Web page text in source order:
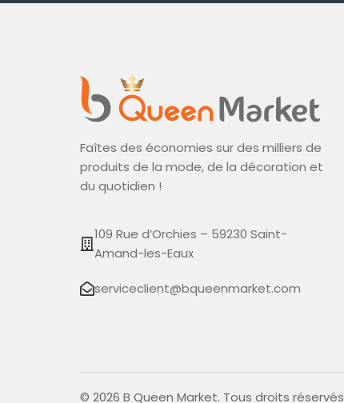
Faîtes des économies sur des milliers de
produits de la mode, de la décoration et
du quotidien !
109 Rue d’Orchies – 59230 Saint-
Amand-les-Eaux
serviceclient@bqueenmarket.com
© 2026 B Queen Market. Tous droits réservés